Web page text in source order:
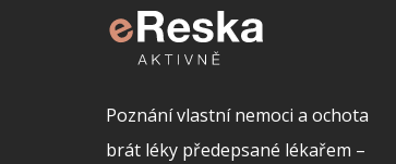
Poznání vlastní nemoci a ochota
brát léky předepsané lékařem –